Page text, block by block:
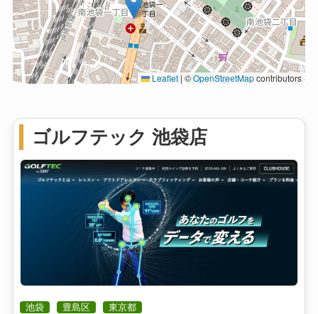
Leaflet | ©OpenStreetMapcontributors
ゴルフテック 池袋店
池袋 豊島区
東京都